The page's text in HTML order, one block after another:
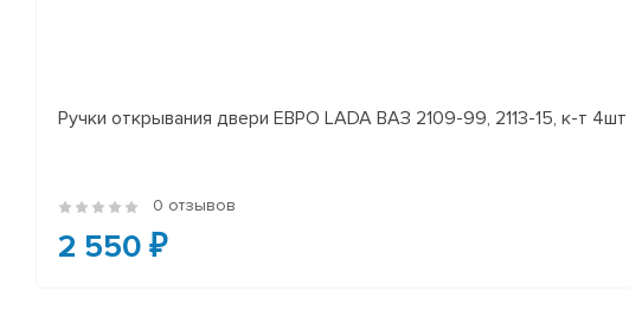
Ручки открывания двери ЕВРО LADA ВАЗ 2109-99, 2113-15, к-т 4шт
0 отзывов
2 550 ₽